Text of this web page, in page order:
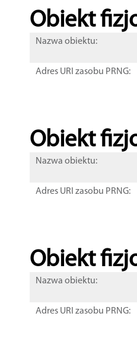
Obiekt
Nazwa obiektu:
Adres URI zasobu PRNG:
Obiekt
Nazwa obiektu:
Adres URI zasobu PRNG:
Obiekt
Nazwa obiektu:
Adres URI zasobu PRNG: